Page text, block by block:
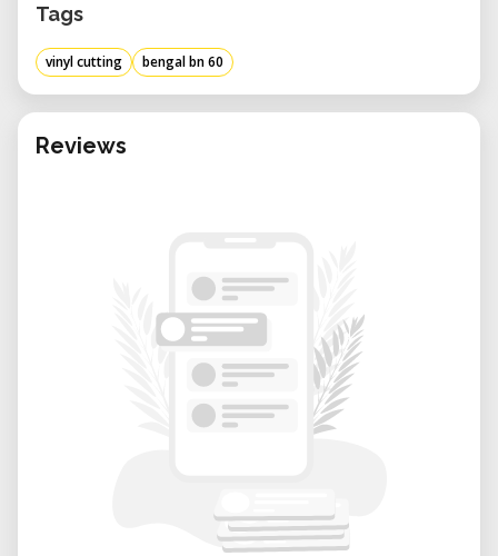
industriellen CNC-Maschine ohne die Kosten
und Komplexität des Besitzes. Sie eignet sich
besonders gut für Nutzer, die praktische
Erfahrung mit CNC-Fräsen oder die
Herstellung kleiner Chargen funktionaler
Erfahrener Support vor Ort:
erfahrenen Techniker stehen zur
Verfügung, um bei CAM-Einrichtung,
Fixierung und Maschinenbetrieb zu
Kollaborative Umgebung:Arbeiten Sie
Tags
vinyl cutting bengal bn 60
Reviews